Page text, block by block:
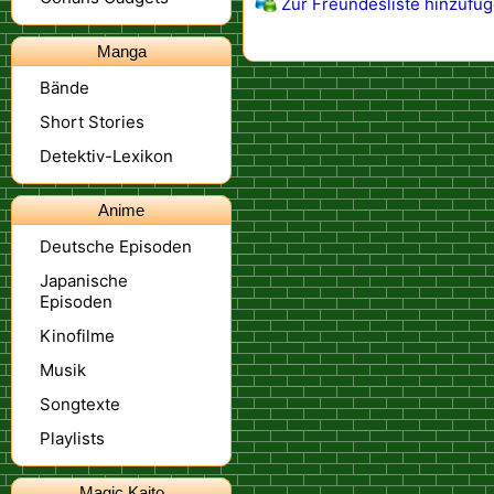
Manga
Bände
Short Stories
Detektiv-Lexikon
Anime
Deutsche Episoden
Japanische
Episoden
Kinofilme
Musik
Songtexte
Playlists